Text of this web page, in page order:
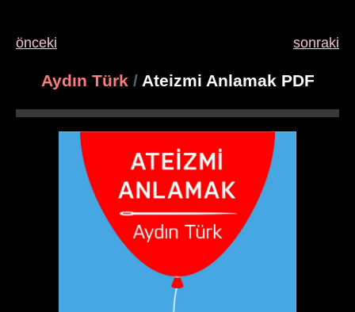
önceki sonraki
Aydın Türk /Ateizmi Anlamak PDF